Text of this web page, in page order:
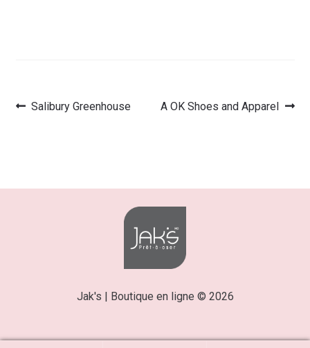
Navigation
Article
précédent :
Salibury Greenhouse
Article
A OK Shoes and Apparel
Jak's | Boutique en ligne © 2026